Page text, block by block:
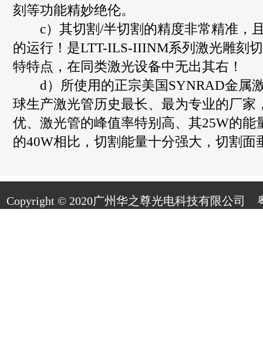
刻等功能精妙绝伦。
c）其切割/半切割的精度非常精准，
的运行！是LTT-ILS-IIINM系列激光雕刻
特特点，在同类激光设备中无出其右！
d）所使用的正宗美国SYNRAD金属
球生产激光管历史最长、最为专业的厂家
优、激光管的峰值率特别高、其25W的能
的40W相比，切割能量十分强大，切割面
Copyright © 2020广州华之尊光电科技有限公司